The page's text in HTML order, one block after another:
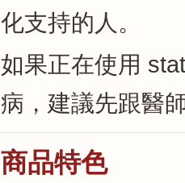
化支持的人。
如果正在使用
病，建議先跟醫
商品特色